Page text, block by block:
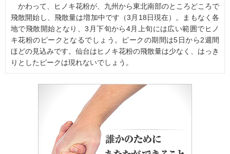
かわって、ヒノキ花粉が、九州から東北南部のところどころで
飛散開始し、飛散量は増加中です（3月18日現在）。まもなく各
地で飛散開始となり、3月下旬から4月上旬には広い範囲でヒノ
キ花粉のピークとなるでしょう。ピークの期間は5日から2週間
ほどの見込みです。仙台はヒノキ花粉の飛散量は少なく、はっき
りとしたピークは現れないでしょう。